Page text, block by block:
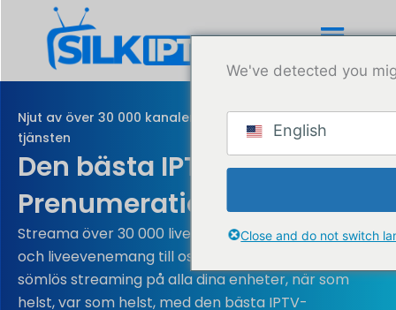
Njut av över 30 000 kanaler med den bästa IPTV-
tjänsten
Den bästa IPTV:n
Prenumerationsleverantör
Streama över 30 000 live-TV-kanaler, VOD:er, EPG
och liveevenemang till oslagbara priser! Njut av
sömlös streaming på alla dina enheter, när som
helst, var som helst, med den bästa IPTV-
We've detected you
English
Close and do not switch